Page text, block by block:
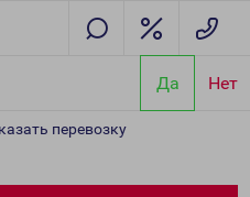
Да Нет
перевозку